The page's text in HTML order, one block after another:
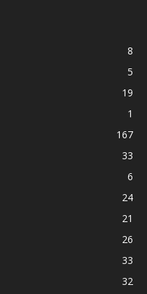
8
5
19
1
167
33
6
24
21
26
33
32